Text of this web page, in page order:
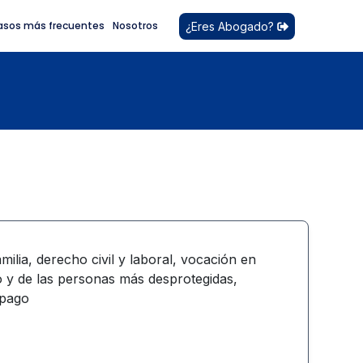
más frecuentes Nosotros ¿Eres Abogado?
derecho civil y laboral, vocación en
de las personas más desprotegidas,